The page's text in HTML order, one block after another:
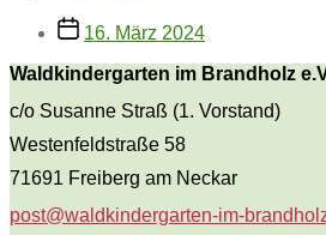
Kuchen
Basar
Beitragsdatum
16. März 2024
Waldkindergarten im Brandholz
c/o Susanne Straß (1. Vorstand)
Westenfeldstraße 58
71691 Freiberg am Neckar
post@waldkindergarten-im-